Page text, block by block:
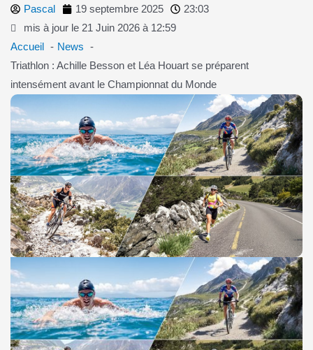
Pascal 19 septembre 2025
23:03
mis à jour le 21 Juin 2026 à 12:59
Accueil
News
Triathlon : Achille Besson et Léa Houart se préparent
intensément avant le Championnat du Monde